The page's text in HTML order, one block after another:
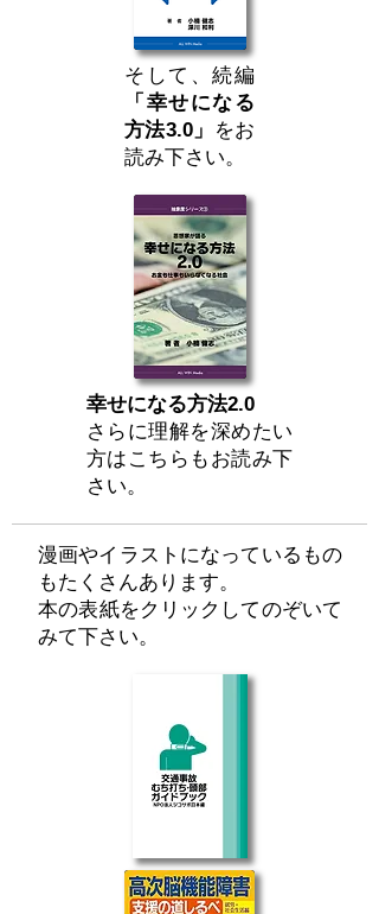
そして、続編
「幸せになる
方法3.0」
をお
読み下さい。
幸せになる方法2.0
さらに理解を深めたい
方はこちらもお読み下
さい。
漫画やイラストになっているもの
もたくさんあります。
​本の表紙をクリックしてのぞいて
みて下さい。